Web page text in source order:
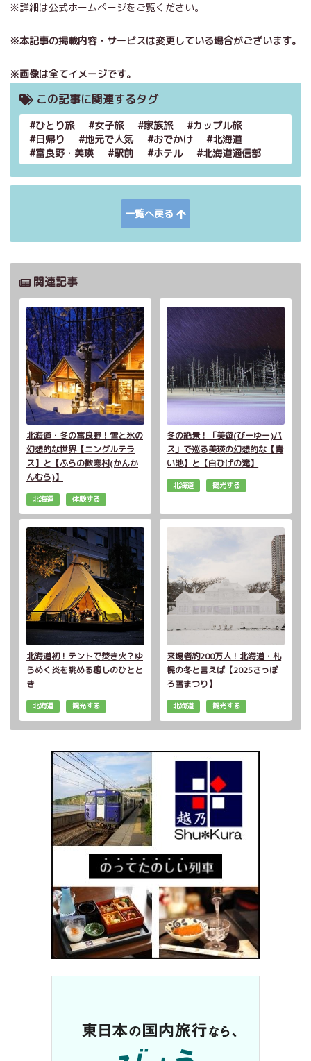
※詳細は公式ホームページをご覧ください。
※本記事の掲載内容・サービスは変更している場合がございます。
※画像は全てイメージです。
この記事に関連するタグ
ひとり旅 女子旅 家族旅
カップル旅
日帰り
地元で人気 おでかけ
北海道
富良野・美瑛
駅前 ホテル 北海道通信部
一覧へ戻る
関連記事
北海道・冬の富良野！雪と氷の
幻想的な世界【ニングルテラ
ス】と【ふらの歓寒村(かんか
んむら)】
北海道 体験する
冬の絶景！「美遊(びーゆー)バ
ス」で巡る美瑛の幻想的な【青
い池】と【白ひげの滝】
北海道 観光する
北海道初！テントで焚き火？ゆ
らめく炎を眺める癒しのひとと
き
北海道 観光する
来場者約200万人！北海道・札
幌の冬と言えば【2025さっぽ
ろ雪まつり】
北海道 観光する